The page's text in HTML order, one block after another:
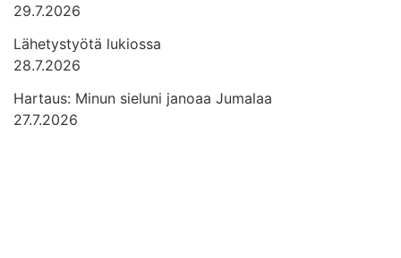
29.7.2026
Lähetystyötä lukiossa
28.7.2026
Hartaus: Minun sieluni janoaa Jumalaa
27.7.2026